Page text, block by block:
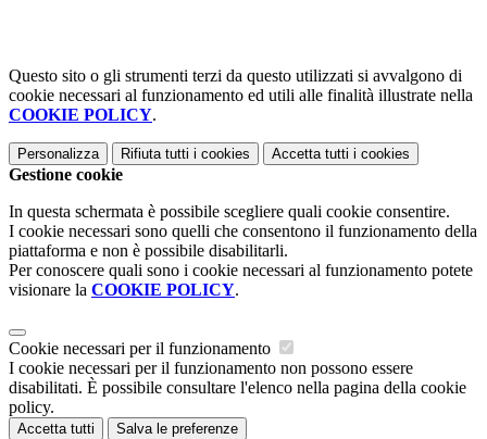
Questo sito o gli strumenti terzi da questo utilizzati si avvalgono di
cookie necessari al funzionamento ed utili alle finalità illustrate nella
COOKIE POLICY.
Personalizza Rifiuta tutti i cookies Accetta tutti i cookies
Gestione cookie
In questa schermata è possibile scegliere quali cookie consentire.
I cookie necessari sono quelli che consentono il funzionamento della
piattaforma e non è possibile disabilitarli.
Per conoscere quali sono i cookie necessari al funzionamento potete
visionare la COOKIE POLICY.
Cookie necessari per il funzionamento
I cookie necessari per il funzionamento non possono essere
disabilitati. È possibile consultare l'elenco nella pagina della cookie
policy.
Accetta tutti Salva le preferenze